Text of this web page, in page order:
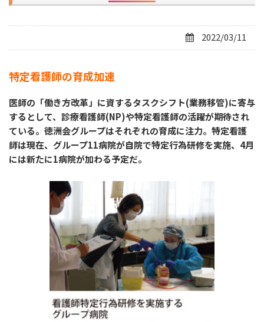
2022/03/11
特定看護師の育成加速
医師の「働き方改革」に資するタスクシフト(業務移管)に寄与
するとして、診療看護師(NP)や特定看護師の活躍が期待され
ている。徳洲会グループはそれぞれの育成に注力。特定看護
師は現在、グループ11病院が自院で特定行為研修を実施、4月
には新たに1病院が加わる予定だ。